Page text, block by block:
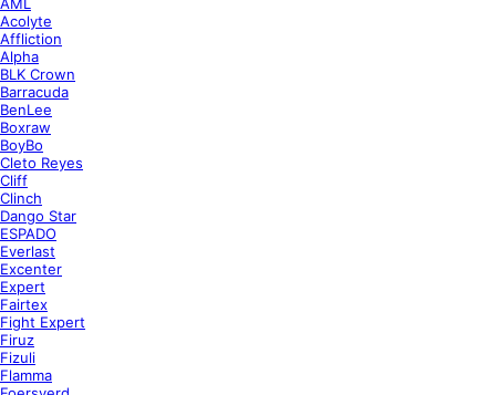
Acolyte
Affliction
Alpha
BLK Crown
Barracuda
BenLee
Boxraw
BoyBo
Cleto Reyes
Cliff
Clinch
Dango Star
ESPADO
Everlast
Excenter
Expert
Fairtex
Fight Expert
Firuz
Fizuli
Flamma